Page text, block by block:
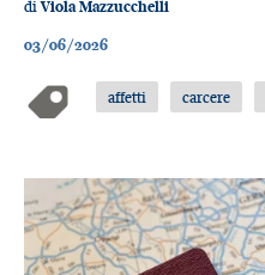
diViola Mazzucchelli
03/06/2026
affetti carcere